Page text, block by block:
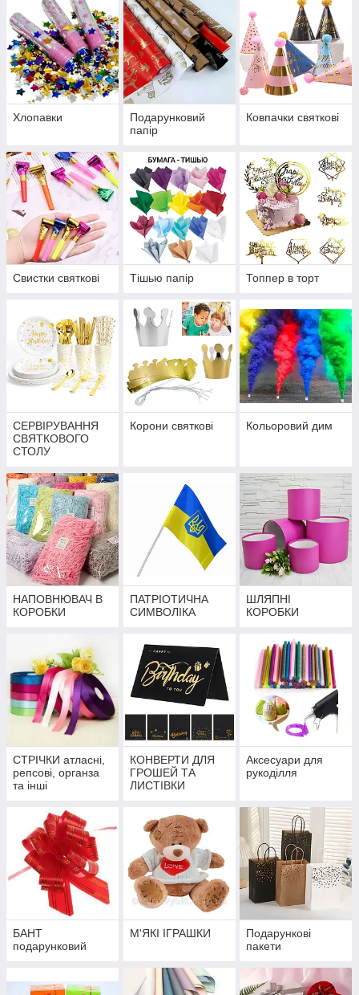
Хлопавки
Подарунковий
папір
Ковпачки святкові
Свистки святкові Тішью папір Топпер в торт
СЕРВІРУВАННЯ
СВЯТКОВОГО
СТОЛУ
Корони святкові Кольоровий дим
НАПОВНЮВАЧ В
КОРОБКИ
ПАТРІОТИЧНА
СИМВОЛІКА
ШЛЯПНІ
КОРОБКИ
СТРІЧКИ атласні,
репсові, органза
та інші
КОНВЕРТИ ДЛЯ
ГРОШЕЙ ТА
ЛИСТІВКИ
Аксесуари для
рукоділля
БАНТ
подарунковий
М'ЯКІ ІГРАШКИ
Подарункові
пакети